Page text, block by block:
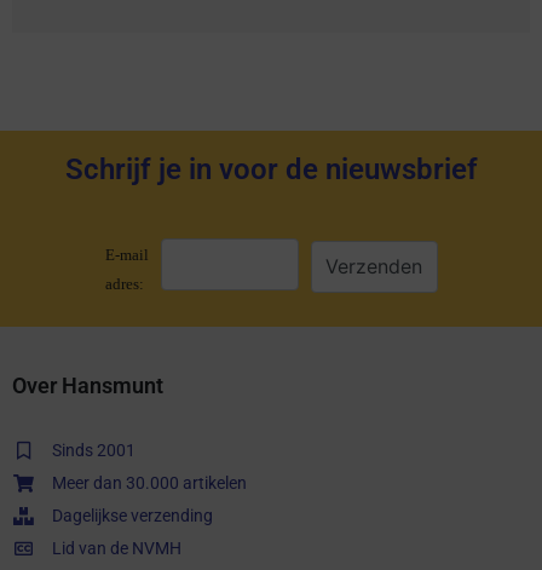
Schrijf je in voor de nieuwsbrief
E-mail
adres:
Over Hansmunt
Sinds 2001
Meer dan 30.000 artikelen
Dagelijkse verzending
Lid van de NVMH